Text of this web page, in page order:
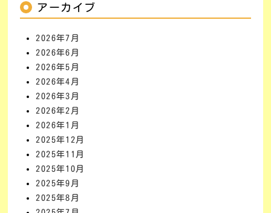
アーカイブ
2026年7月
2026年6月
2026年5月
2026年4月
2026年3月
2026年2月
2026年1月
2025年12月
2025年11月
2025年10月
2025年9月
2025年8月